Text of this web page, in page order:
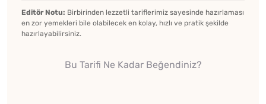
Editör Notu: Birbirinden lezzetli tariflerimiz sayesinde hazırlaması
en zor yemekleri bile olabilecek en kolay, hızlı ve pratik şekilde
hazırlayabilirsiniz.
Bu Tarifi Ne Kadar Beğendiniz?